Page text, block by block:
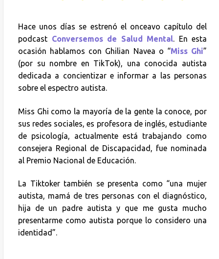
Hace unos días se estrenó el onceavo capítulo del
podcast Conversemos de Salud Mental. En esta
ocasión hablamos con Ghilian Navea o “Miss Ghi”
(por su nombre en TikTok), una conocida autista
dedicada a concientizar e informar a las personas
sobre el espectro autista.
Miss Ghi como la mayoría de la gente la conoce, por
sus redes sociales, es profesora de inglés, estudiante
de psicología, actualmente está trabajando como
consejera Regional de Discapacidad, fue nominada
al Premio Nacional de Educación.
La Tiktoker también se presenta como “una mujer
autista, mamá de tres personas con el diagnóstico,
hija de un padre autista y que me gusta mucho
presentarme como autista porque lo considero una
identidad”.